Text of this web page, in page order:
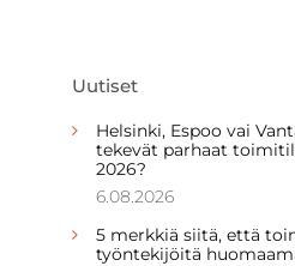
Uutiset
Helsinki, Espoo vai
tekevät parhaat
2026?
6.08.2026
5 merkkiä siitä, että
työntekijöitä